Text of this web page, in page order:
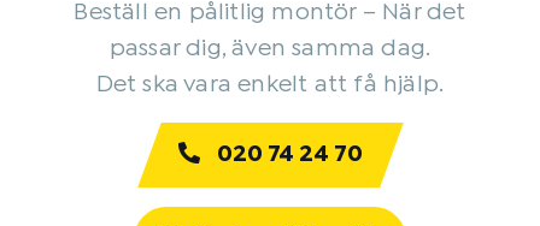
Beställ en pålitlig montör – När det
passar dig, även samma dag.
Det ska vara enkelt att få hjälp.
020 74 24 70